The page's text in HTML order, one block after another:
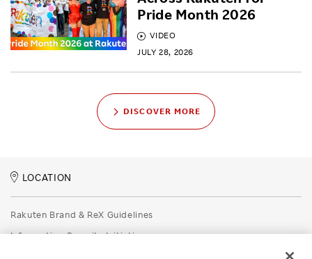
VIDEO
JULY 28, 2026
Pride Month 2026
DISCOVER MORE
LOCATION
Rakuten Brand & ReX Guidelines
Information Security Initiatives